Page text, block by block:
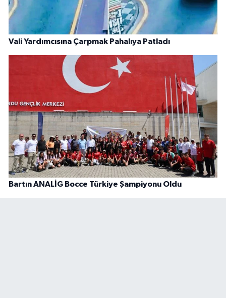
Vali Yardımcısına Çarpmak Pahalıya Patladı
Bartın ANALİG Bocce Türkiye Şampiyonu Oldu